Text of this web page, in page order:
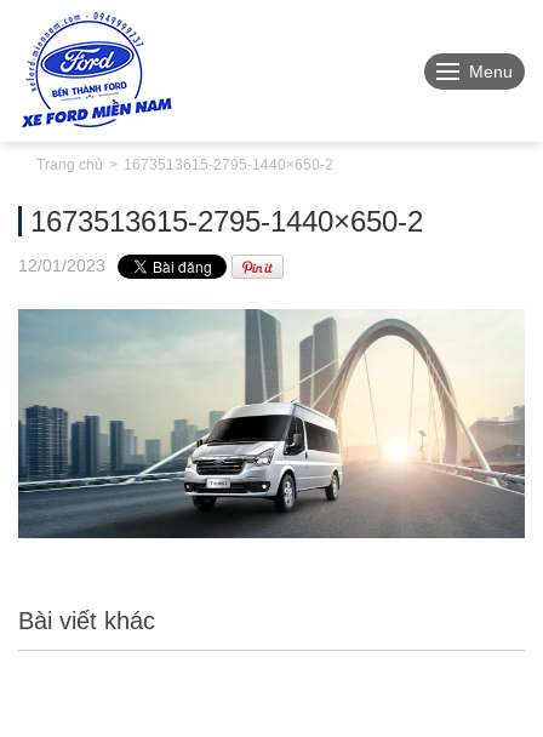
Menu
Trang chủ 1673513615-2795-1440×650-2
1673513615-2795-1440×650-2
12/01/2023
Bài viết khác